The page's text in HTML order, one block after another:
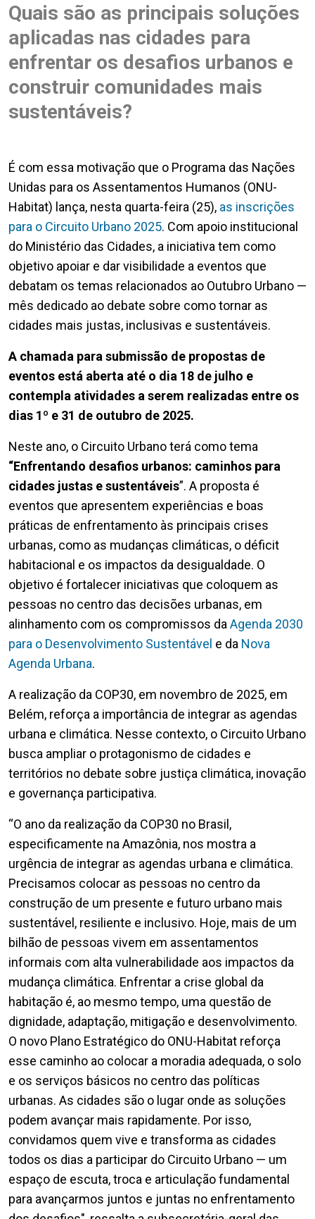
Quais são as principais soluções
aplicadas nas cidades para
enfrentar os desafios urbanos e
construir comunidades mais
sustentáveis?
É com essa motivação que o Programa das Nações
Unidas para os Assentamentos Humanos (ONU-
Habitat) lança, nesta quarta-feira (25), as inscrições
para o Circuito Urbano 2025. Com apoio institucional
do Ministério das Cidades, a iniciativa tem como
objetivo apoiar e dar visibilidade a eventos que
debatam os temas relacionados ao Outubro Urbano —
mês dedicado ao debate sobre como tornar as
cidades mais justas, inclusivas e sustentáveis.
A chamada para submissão de propostas de
eventos está aberta até o dia 18 de julho e
contempla atividades a serem realizadas entre os
dias 1º e 31 de outubro de 2025.
Neste ano, o Circuito Urbano terá como tema
“Enfrentando desafios urbanos: caminhos para
cidades justas e sustentáveis”. A proposta é
eventos que apresentem experiências e boas
práticas de enfrentamento às principais crises
urbanas, como as mudanças climáticas, o déficit
habitacional e os impactos da desigualdade. O
objetivo é fortalecer iniciativas que coloquem as
pessoas no centro das decisões urbanas, em
alinhamento com os compromissos da Agenda 2030
para o Desenvolvimento Sustentável e da Nova
Agenda Urbana.
A realização da COP30, em novembro de 2025, em
Belém, reforça a importância de integrar as agendas
urbana e climática. Nesse contexto, o Circuito Urbano
busca ampliar o protagonismo de cidades e
territórios no debate sobre justiça climática, inovação
e governança participativa.
“O ano da realização da COP30 no Brasil,
especificamente na Amazônia, nos mostra a
urgência de integrar as agendas urbana e climática.
Precisamos colocar as pessoas no centro da
construção de um presente e futuro urbano mais
sustentável, resiliente e inclusivo. Hoje, mais de um
bilhão de pessoas vivem em assentamentos
informais com alta vulnerabilidade aos impactos da
mudança climática. Enfrentar a crise global da
habitação é, ao mesmo tempo, uma questão de
dignidade, adaptação, mitigação e desenvolvimento.
O novo Plano Estratégico do ONU-Habitat reforça
esse caminho ao colocar a moradia adequada, o solo
e os serviços básicos no centro das políticas
urbanas. As cidades são o lugar onde as soluções
podem avançar mais rapidamente. Por isso,
convidamos quem vive e transforma as cidades
todos os dias a participar do Circuito Urbano — um
espaço de escuta, troca e articulação fundamental
para avançarmos juntos e juntas no enfrentamento